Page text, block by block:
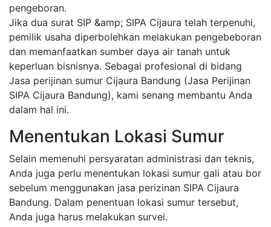
pengeboran.
Jika dua surat SIP &amp; SIPA Cijaura telah terpenuhi,
pemilik usaha diperbolehkan melakukan pengebeboran
dan memanfaatkan sumber daya air tanah untuk
keperluan bisnisnya. Sebagai profesional di bidang
Jasa perijinan sumur Cijaura Bandung (Jasa Perijinan
SIPA Cijaura Bandung), kami senang membantu Anda
dalam hal ini.
Menentukan Lokasi Sumur
Selain memenuhi persyaratan administrasi dan teknis,
Anda juga perlu menentukan lokasi sumur gali atau bor
sebelum menggunakan jasa perizinan SIPA Cijaura
Bandung. Dalam penentuan lokasi sumur tersebut,
Anda juga harus melakukan survei.